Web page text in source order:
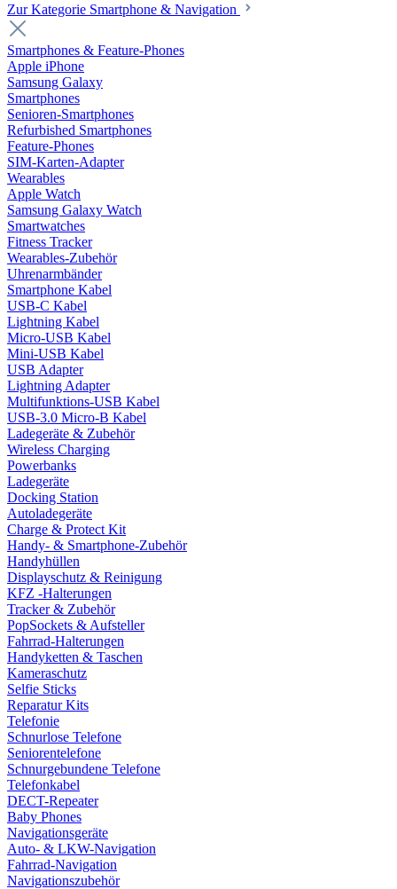
Zur Kategorie Smartphone & Navigation
Smartphones & Feature-Phones
Apple iPhone
Samsung Galaxy
Smartphones
Senioren-Smartphones
Refurbished Smartphones
Feature-Phones
SIM-Karten-Adapter
Wearables
Apple Watch
Samsung Galaxy Watch
Smartwatches
Fitness Tracker
Wearables-Zubehör
Uhrenarmbänder
Smartphone Kabel
USB-C Kabel
Lightning Kabel
Micro-USB Kabel
Mini-USB Kabel
USB Adapter
Lightning Adapter
Multifunktions-USB Kabel
USB-3.0 Micro-B Kabel
Ladegeräte & Zubehör
Wireless Charging
Powerbanks
Ladegeräte
Docking Station
Autoladegeräte
Charge & Protect Kit
Handy- & Smartphone-Zubehör
Handyhüllen
Displayschutz & Reinigung
KFZ -Halterungen
Tracker & Zubehör
PopSockets & Aufsteller
Fahrrad-Halterungen
Handyketten & Taschen
Kameraschutz
Selfie Sticks
Reparatur Kits
Telefonie
Schnurlose Telefone
Seniorentelefone
Schnurgebundene Telefone
Telefonkabel
DECT-Repeater
Baby Phones
Navigationsgeräte
Auto- & LKW-Navigation
Fahrrad-Navigation
Navigationszubehör